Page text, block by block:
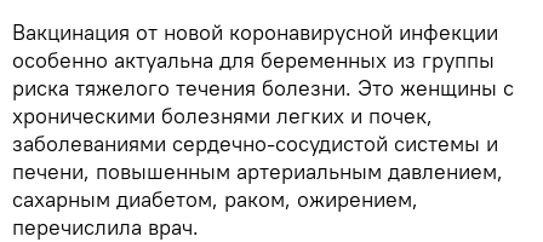
Вакцинация от новой коронавирусной инфекции
особенно актуальна для беременных из группы
риска тяжелого течения болезни. Это женщины с
хроническими болезнями легких и почек,
заболеваниями сердечно-сосудистой системы и
печени, повышенным артериальным давлением,
сахарным диабетом, раком, ожирением,
перечислила врач.